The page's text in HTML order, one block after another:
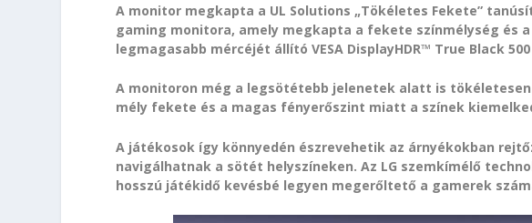
A monitor megkapta a UL Solutions „Tökéletes Fekete”
gaming monitora, amely megkapta a fekete színmélység és
legmagasabb mércéjét állító VESA DisplayHDR™ True Black
A monitoron még a legsötétebb jelenetek alatt is
mély fekete és a magas fényerőszint miatt a színek
A játékosok így könnyedén észrevehetik az árnyékokban
navigálhatnak a sötét helyszíneken. Az LG szemkímélő
hosszú játékidő kevésbé legyen megerőltető a gamerek